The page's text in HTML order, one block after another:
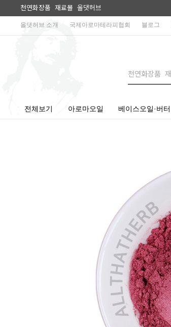
천연화장품 재료몰 올댓허브
올댓허브 소개 국제아로마테라피협회 블로그
전체보기 아로마오일 베이스오일·버터